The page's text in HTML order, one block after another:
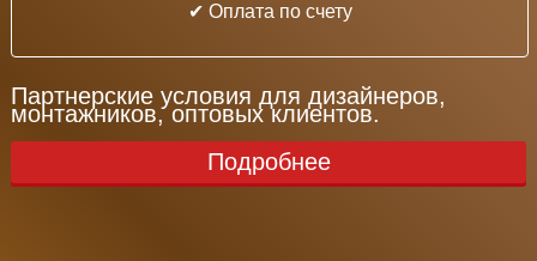
✔ Оплата по счету
Партнерские условия для дизайнеров,
монтажников, оптовых клиентов.
Подробнее